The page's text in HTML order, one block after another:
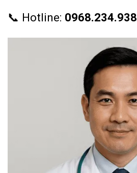
📞 Hotline: 0968.234.938